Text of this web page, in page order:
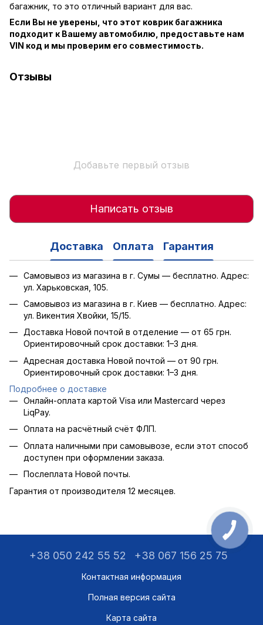
багажник, то это отличный вариант для вас.
Если Вы не уверены, что этот коврик багажника
подходит к Вашему автомобилю, предоставьте нам
VIN код и мы проверим его совместимость.
Отзывы
Добавьте первый отзыв
Написать отзыв
Доставка Оплата Гарантия
Самовывоз из магазина в г. Сумы — бесплатно. Адрес:
ул. Харьковская, 105.
Самовывоз из магазина в г. Киев — бесплатно. Адрес:
ул. Викентия Хвойки, 15/15.
Доставка Новой почтой в отделение — от 65 грн.
Ориентировочный срок доставки: 1–3 дня.
Адресная доставка Новой почтой — от 90 грн.
Ориентировочный срок доставки: 1–3 дня.
Подробнее о доставке
Онлайн-оплата картой Visa или Mastercard через
LiqPay.
Оплата на расчётный счёт ФЛП.
Оплата наличными при самовывозе, если этот способ
доступен при оформлении заказа.
Послеплата Новой почты.
Гарантия от производителя 12 месяцев.
+38 050 242 55 52 +38 067 156 25 75
Контактная информация
Полная версия сайта
Карта сайта